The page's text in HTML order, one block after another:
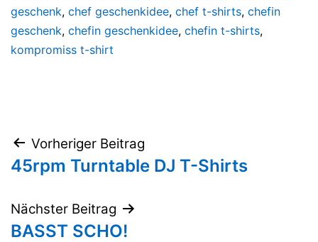
geschenk, chef geschenkidee, chef t-shirts, chefin
geschenk, chefin geschenkidee, chefin t-shirts,
kompromiss t-shirt
Beitragsnavigation
Vorheriger Beitrag
45rpm Turntable DJ T-Shirts
Nächster Beitrag
BASST SCHO!